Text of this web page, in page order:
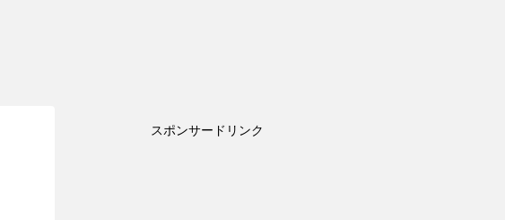
スポンサードリンク